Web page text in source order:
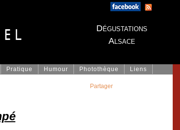
Dégustations
Alsace
Pratique Humour Photothèque Liens
Partager